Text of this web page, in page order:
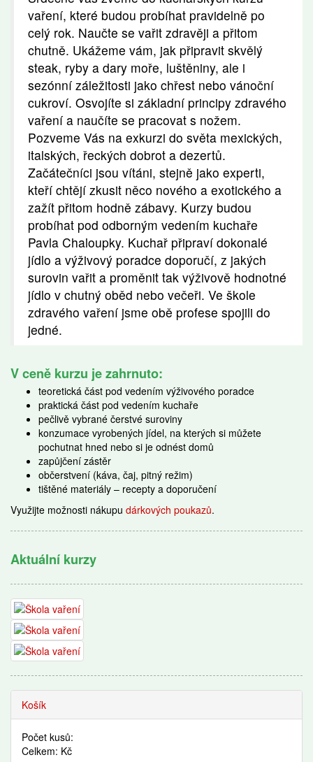
vaření, které budou probíhat pravidelně po
celý rok. Naučte se vařit zdravěji a přitom
chutně. Ukážeme vám, jak připravit skvělý
steak, ryby a dary moře, luštěniny, ale i
sezónní záležitosti jako chřest nebo vánoční
cukroví. Osvojíte si základní principy zdravého
vaření a naučíte se pracovat s nožem.
Pozveme Vás na exkurzi do světa mexických,
italských, řeckých dobrot a dezertů.
Začátečníci jsou vítáni, stejně jako experti,
kteří chtějí zkusit něco nového a exotického a
zažít přitom hodně zábavy. Kurzy budou
probíhat pod odborným vedením kuchaře
Pavla Chaloupky. Kuchař připraví dokonalé
jídlo a výživový poradce doporučí, z jakých
surovin vařit a proměnit tak výživově hodnotné
jídlo v chutný oběd nebo večeři. Ve škole
zdravého vaření jsme obě profese spojili do
jedné.
V ceně kurzu je zahrnuto:
teoretická část pod vedením výživového poradce
praktická část pod vedením kuchaře
pečlivě vybrané čerstvé suroviny
konzumace vyrobených jídel, na kterých si můžete
pochutnat hned nebo si je odnést domů
zapůjčení zástěr
občerstvení (káva, čaj, pitný režim)
tištěné materiály – recepty a doporučení
Využijte možnosti nákupu dárkových poukazů.
Aktuální kurzy
Košík
Počet kusů:
Celkem: Kč